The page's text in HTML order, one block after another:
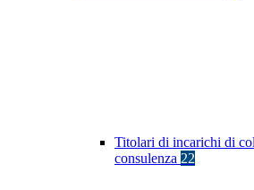
Titolari di incarichi di
consulenza 22